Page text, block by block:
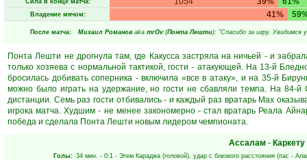
Сила в конце матча:
Владение мячом: 41%
После матча: Михаил Романов aka mrOv (Понта Лешти): "Спасибо за игру. Увидимся
Понта Лешти не дрогнула там, где Какусса застряла на ничьей - и
только хозяева с нормальной тактикой, гости - атакующей. На 13-й
бросилась добивать соперника - включила «все в атаку», и на 35-й
можно было играть на удержание, но гости не сбавляли темпа. На 84-й
дистанции. Семь раз гости отбивались - и каждый раз вратарь Мах
игрока матча. Худшим - не менее закономерно - стал вратарь Реала
победа и сделала Понта Лешти новым лидером чемпионата.
Ассалам - Каркету
Голы: 34 мин. - 0:1 - Этем Караджа (головой), удар с близкого расстояния (пас -